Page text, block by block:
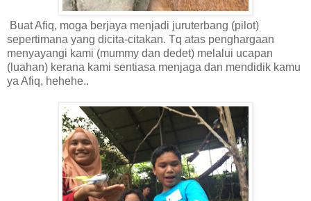
Buat Afiq, moga berjaya menjadi juruterbang (pilot)
sepertimana yang dicita-citakan. Tq atas penghargaan
menyayangi kami (mummy dan dedet) melalui ucapan
(luahan) kerana kami sentiasa menjaga dan mendidik kamu
ya Afiq, hehehe..